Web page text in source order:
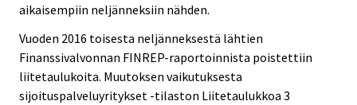
aikaisempiin neljänneksiin nähden.
Vuoden 2016 toisesta neljänneksestä lähtien
Finanssivalvonnan FINREP-raportoinnista poistettiin
liitetaulukoita. Muutoksen vaikutuksesta
sijoituspalveluyritykset -tilaston Liitetaulukkoa 3